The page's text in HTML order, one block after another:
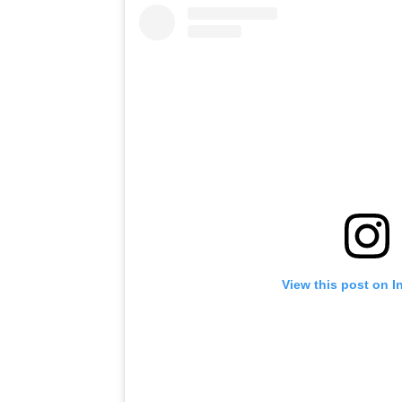
View this post on